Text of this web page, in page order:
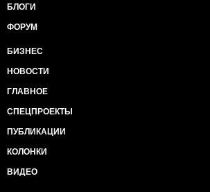
БЛОГИ
ФОРУМ
БИЗНЕС
НОВОСТИ
ГЛАВНОЕ
СПЕЦПРОЕКТЫ
ПУБЛИКАЦИИ
КОЛОНКИ
ВИДЕО